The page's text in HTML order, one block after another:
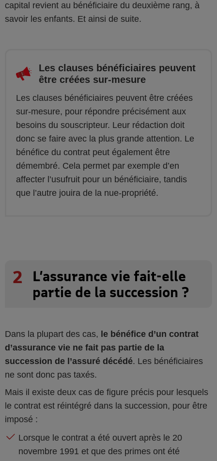
capital revient au bénéficiaire du deuxième rang, à
savoir les enfants. Et ainsi de suite.
Les clauses bénéficiaires peuvent
être créées sur-mesure
Les clauses bénéficiaires peuvent être créées
sur-mesure, pour répondre précisément aux
besoins du souscripteur. Leur rédaction doit
donc se faire avec la plus grande attention. Le
bénéfice du contrat peut également être
démembré. Cela permet par exemple d’en
affecter l’usufruit pour un bénéficiaire, tandis
que l’autre jouira de la nue-propriété.
2
L’assurance vie fait-elle
partie de la succession ?
Dans la plupart des cas, le bénéfice d’un contrat
d’assurance vie ne fait pas partie de la
succession de l’assuré décédé. Les bénéficiaires
ne sont donc pas taxés.
Mais il existe deux cas de figure précis pour lesquels
le contrat est réintégré dans la succession, pour être
imposé :
Lorsque le contrat a été ouvert après le 20
novembre 1991 et que des primes ont été